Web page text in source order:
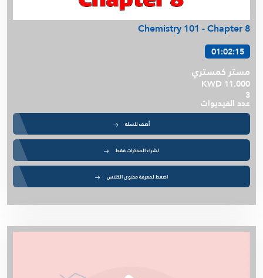
Chemistry 101 - Chapter 8
01:02:15
مستر كمستري
KWD 11.000
3
عدد الفيديوات
أضف للسلة
لشراء المذكرات فقط
اضغط لمعرفة محتوى الكلاس